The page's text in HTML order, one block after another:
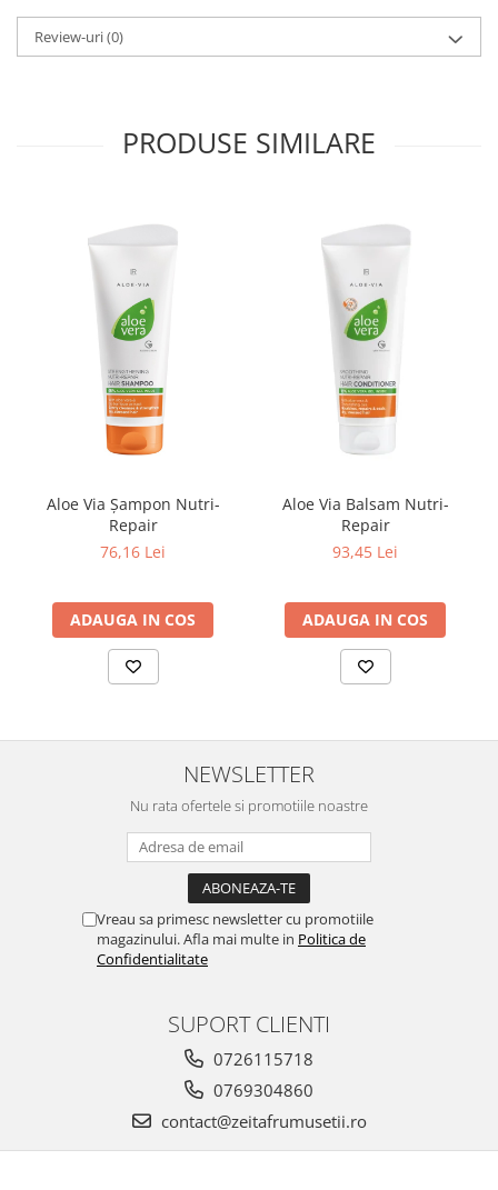
Review-uri(0)
PRODUSE SIMILARE
Aloe Via Şampon Nutri-
Repair
76,16 Lei
ADAUGA IN COS
Aloe Via Balsam Nutri-
Repair
93,45 Lei
ADAUGA IN COS
NEWSLETTER
Nu rata ofertele si promotiile noastre
Vreau sa primesc newsletter cu promotiile
magazinului. Afla mai multe in Politica de
Confidentialitate
SUPORT CLIENTI
0726115718
0769304860
contact@zeitafrumusetii.ro